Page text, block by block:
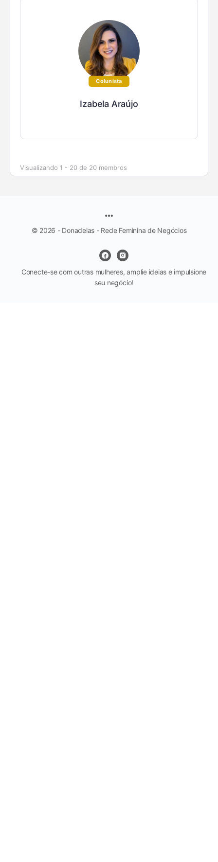
Colunista
Izabela Araújo
Visualizando 1 - 20 de 20 membros
© 2026 - Donadelas - Rede Feminina de Negócios
Conecte-se com outras mulheres, amplie ideias e impulsione
seu negócio!